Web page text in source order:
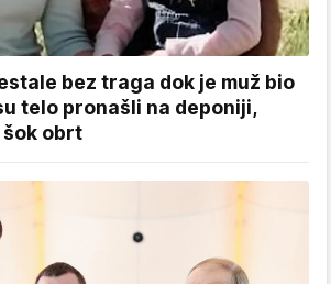
bez traga dok je muž bio
telo pronašli na deponiji,
obrt